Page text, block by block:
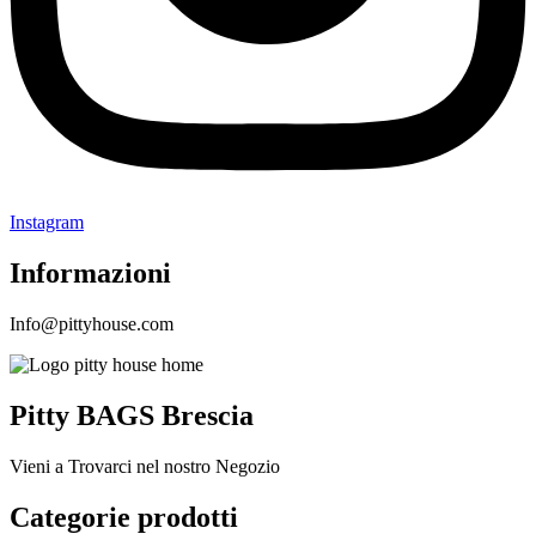
Instagram
Informazioni
Info@pittyhouse.com
Pitty BAGS Brescia
Vieni a Trovarci nel nostro Negozio
Categorie prodotti